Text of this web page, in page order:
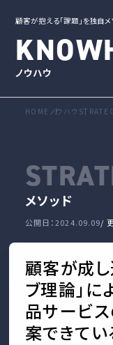
顧客が抱える「課題」を独自メ
ノウハウ
HOME ノウハウ
メソッド
公開日：2024.09.09/
顧客が成
ブ理論」に
品サービ
案できてい